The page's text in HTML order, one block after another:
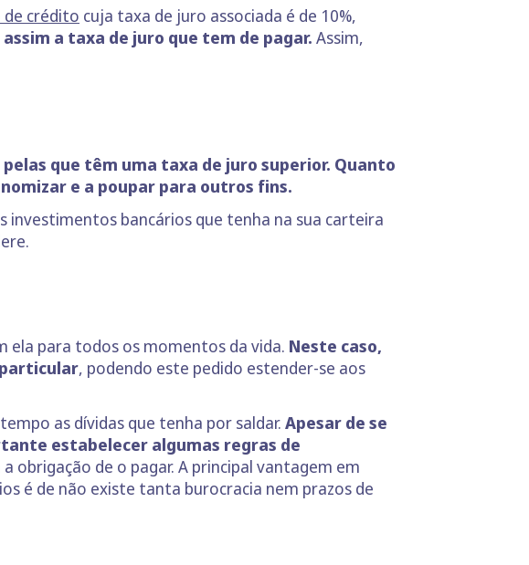
de crédito cuja taxa de juro associada é de 10%,
a taxa de juro que tem de pagar. Assim,
que têm uma taxa de juro superior. Quanto
e a poupar para outros fins.
investimentos bancários que tenha na sua carteira
ela para todos os momentos da vida. Neste caso,
, podendo este pedido estender-se aos
as dívidas que tenha por saldar. Apesar de se
estabelecer algumas regras de
obrigação de o pagar. A principal vantagem em
é de não existe tanta burocracia nem prazos de